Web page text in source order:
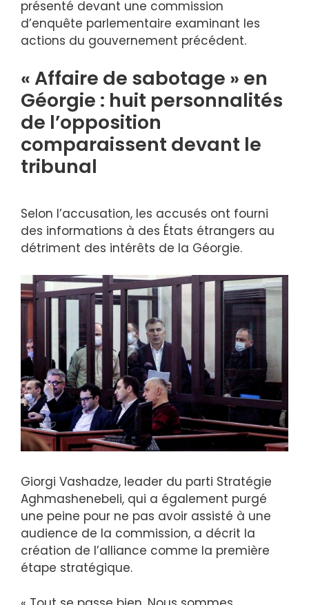
présenté devant une commission
d’enquête parlementaire examinant les
actions du gouvernement précédent.
« Affaire de sabotage » en
Géorgie : huit personnalités
de l’opposition
comparaissent devant le
tribunal
Selon l’accusation, les accusés ont fourni
des informations à des États étrangers au
détriment des intérêts de la Géorgie.
Giorgi Vashadze, leader du parti Stratégie
Aghmashenebeli, qui a également purgé
une peine pour ne pas avoir assisté à une
audience de la commission, a décrit la
création de l’alliance comme la première
étape stratégique.